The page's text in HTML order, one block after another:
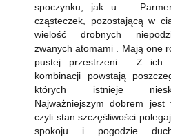
spoczynku, jak u
cząsteczek, pozostającą w
wielość drobnych
zwanych atomami . Mają one
pustej przestrzeni . Z ich
kombinacji powstają
których istnieje
Najważniejszym dobrem
czyli stan szczęśliwości
spokoju i pogodzie